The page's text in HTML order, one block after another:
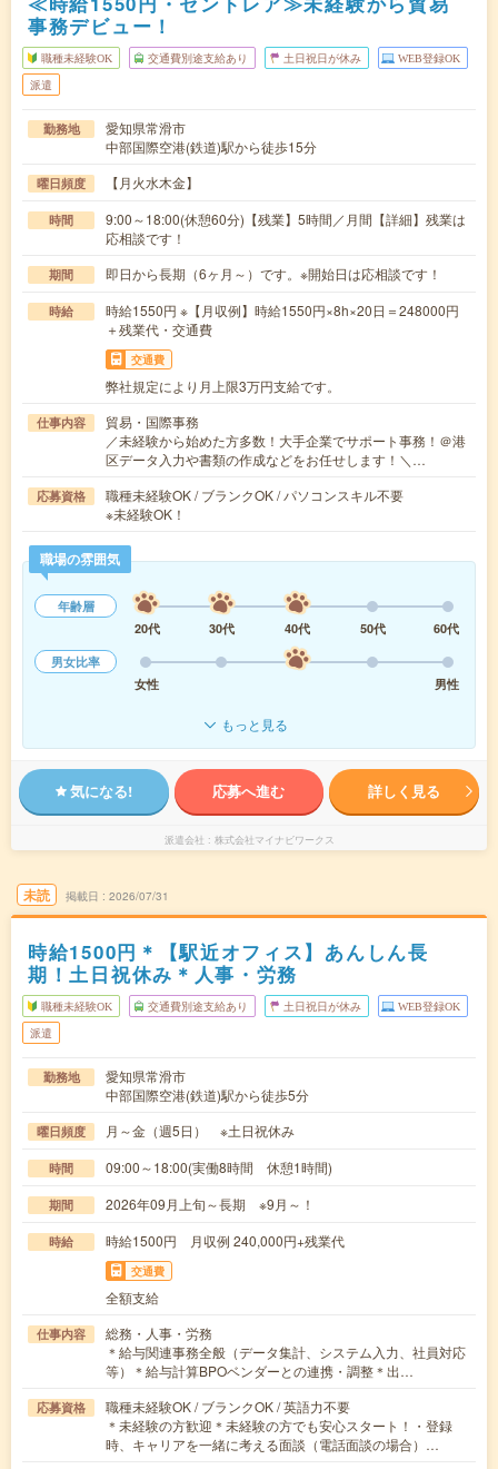
事務デビュー！
職種未経験OK 交通費別途支給あり 土日祝日が休み WEB登録OK
派遣
勤務地
愛知県常滑市
中部国際空港(鉄道)駅から徒歩15分
曜日頻度 【月火水木金】
時間
9:00～18:00(休憩60分)【残業】5時間／月間【詳細】残業は
応相談です！
期間 即日から長期（6ヶ月～）です。※開始日は応相談です！
時給
時給1550円 ※【月収例】時給1550円×8h×20日＝248000円
＋残業代・交通費
交通費
弊社規定により月上限3万円支給です。
仕事内容
貿易・国際事務
／未経験から始めた方多数！大手企業でサポート事務！＠港
区データ入力や書類の作成などをお任せします！＼…
応募資格
職種未経験OK / ブランクOK / パソコンスキル不要
※未経験OK！
職場の雰囲気
年齢層
20代
30代 40代 50代
60代
男女比率
女性
男性
もっと見る
気になる! 応募へ進む 詳しく見る
派遣会社 株式会社マイナビワークス
未読 掲載日 2026/07/31
時給1500円＊【駅近オフィス】あんしん長
期！土日祝休み＊人事・労務
職種未経験OK 交通費別途支給あり 土日祝日が休み WEB登録OK
派遣
勤務地
愛知県常滑市
中部国際空港(鉄道)駅から徒歩5分
曜日頻度 月～金（週5日） ※土日祝休み
時間 09:00～18:00(実働8時間 休憩1時間)
期間 2026年09月上旬～長期 ※9月～！
時給 時給1500円 月収例 240,000円+残業代
交通費
全額支給
仕事内容
総務・人事・労務
＊給与関連事務全般（データ集計、システム入力、社員対応
等）＊給与計算BPOベンダーとの連携・調整＊出…
応募資格
職種未経験OK / ブランクOK / 英語力不要
＊未経験の方歓迎＊未経験の方でも安心スタート！・登録
時、キャリアを一緒に考える面談（電話面談の場合）…